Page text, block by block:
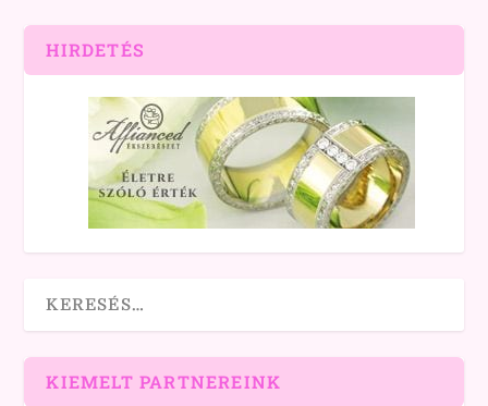
HIRDETÉS
KIEMELT PARTNEREINK